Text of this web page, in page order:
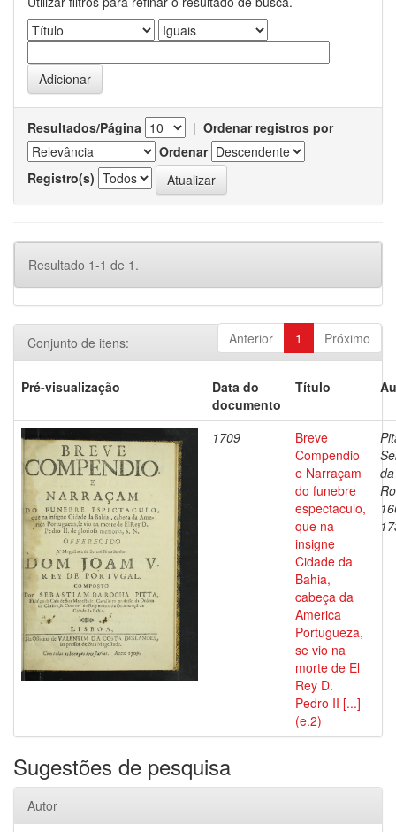
Resultados/Página | Ordenar registros por
Ordenar
Registro(s)
Resultado 1-1 de 1.
Anterior 1 Próximo
Conjunto de itens:
Pré-visualização
Data do
documento
Título
1709
Breve
Compendio
e Narraçam
do funebre
espectaculo,
que na
insigne
Cidade da
Bahia,
cabeça da
America
Portugueza,
se vio na
morte de El
Rey D.
Pedro II [...]
(e.2)
da
Sugestões de pesquisa
Autor